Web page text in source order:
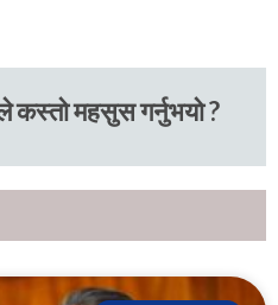
कस्तो महसुस गर्नुभयो ?